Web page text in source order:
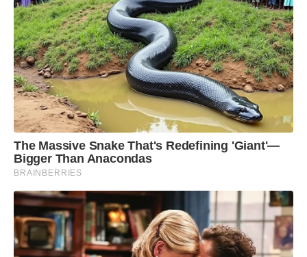
The Massive Snake That's Redefining 'Giant'—
Bigger Than Anacondas
BRAINBERRIES